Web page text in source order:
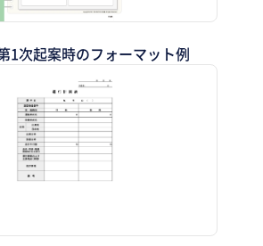
1次起案時のフォーマット例